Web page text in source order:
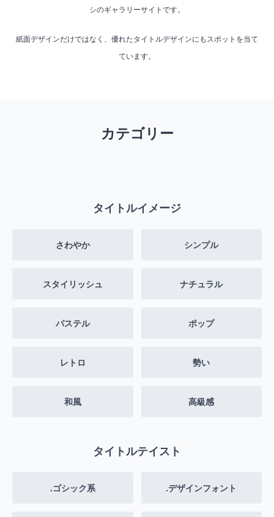
シのギャラリーサイトです。
紙面デザインだけではなく、優れたタイトルデザインにもスポットを当て
ています。
カテゴリー
タイトルイメージ
さわやか シンプル
スタイリッシュ ナチュラル
パステル ポップ
レトロ 勢い
和風 高級感
タイトルテイスト
.ゴシック系 .デザインフォント